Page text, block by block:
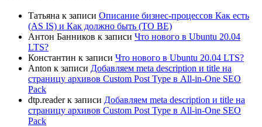
Татьяна к записи Описание бизнес-процессов Как есть
(AS IS) и Как должно быть (TO BE)
Антон Банников к записи Что нового в Ubuntu 20.04
LTS?
Константин к записи Что нового в Ubuntu 20.04 LTS?
Anton к записи Добавляем meta description и title на
страницу архивов Custom Post Type в All-in-One SEO
Pack
dtp.readerк записи Добавляем meta description и title на
страницу архивов Custom Post Type в All-in-One SEO
Pack